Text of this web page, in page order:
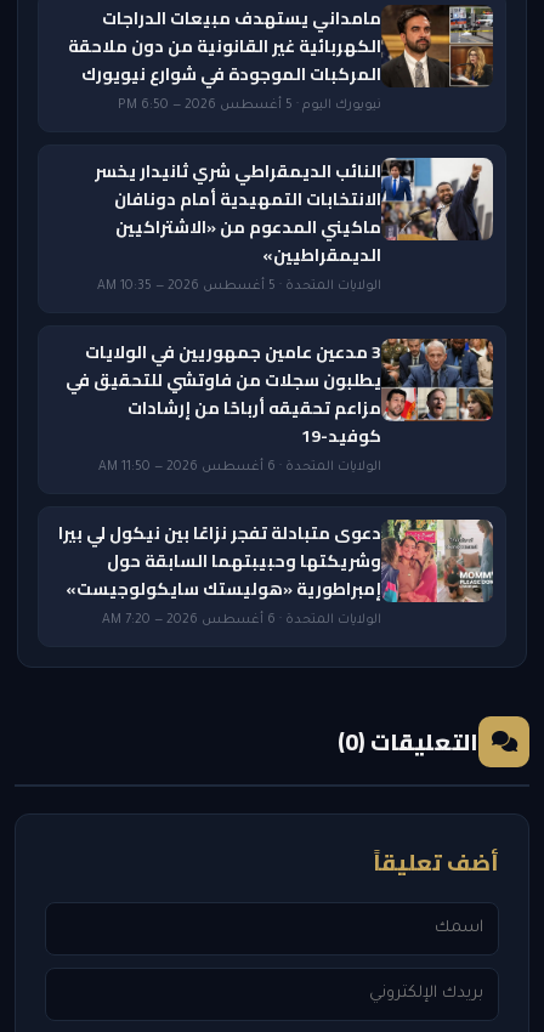
مامداني يستهدف مبيعات الدراجات
الكهربائية غير القانونية من دون ملاحقة
المركبات الموجودة في شوارع نيويورك
نيويورك اليوم · 5 أغسطس 2026 — 6:50 PM
النائب الديمقراطي شري ثانيدار يخسر
الانتخابات التمهيدية أمام دونافان
ماكيني المدعوم من «الاشتراكيين
الديمقراطيين»
الولايات المتحدة · 5 أغسطس 2026 — 10:35 AM
3 مدعين عامين جمهوريين في الولايات
يطلبون سجلات من فاوتشي للتحقيق في
مزاعم تحقيقه أرباحًا من إرشادات
كوفيد-19
الولايات المتحدة · 6 أغسطس 2026 — 11:50 AM
دعوى متبادلة تفجر نزاعًا بين نيكول لي بيرا
وشريكتها وحبيبتهما السابقة حول
إمبراطورية «هوليستك سايكولوجيست»
الولايات المتحدة · 6 أغسطس 2026 — 7:20 AM
التعليقات (0)
أضف تعليقاً